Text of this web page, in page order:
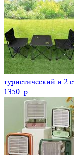
туристический и 2
1350. p